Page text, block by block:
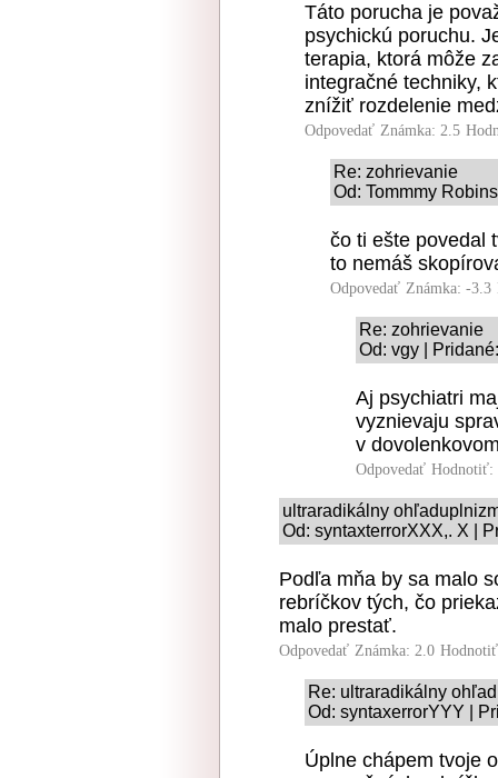
Táto porucha je
psychickú poruchu.
terapia, ktorá môže
integračné techniky,
znížiť rozdelenie
Odpovedať Známka: 2.5
Re: zohrievanie
Od: Tommmy
čo ti ešte povedal
to nemáš
Odpovedať Známka: -3.3
Re: zohrievanie
Od: vgy |
Aj psychiatri
vyznievaju
v
Odpovedať Hodnotiť:
ultraradikálny
Od: syntaxterrorXXX,. X |
Podľa mňa by sa malo
rebríčkov tých, čo
malo prestať.
Odpovedať Známka: 2.0
Re: ultraradikálny
Od: syntaxerrorYYY |
Úplne chápem tvoje